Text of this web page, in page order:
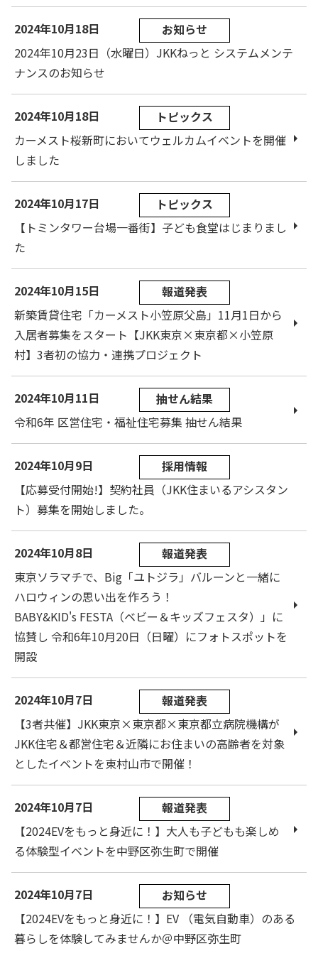
2024年10月18日
お知らせ
2024年10月23日（水曜日）JKKねっと システムメンテ
ナンスのお知らせ
2024年10月18日
トピックス
カーメスト桜新町においてウェルカムイベントを開催
しました
2024年10月17日
トピックス
【トミンタワー台場一番街】子ども食堂はじまりまし
た
2024年10月15日
報道発表
新築賃貸住宅「カーメスト小笠原父島」11月1日から
入居者募集をスタート【JKK東京×東京都×小笠原
村】3者初の協力・連携プロジェクト
2024年10月11日
抽せん結果
令和6年 区営住宅・福祉住宅募集 抽せん結果
2024年10月9日
採用情報
【応募受付開始!】契約社員（JKK住まいるアシスタン
ト）募集を開始しました。
2024年10月8日
報道発表
東京ソラマチで、Big「ユトジラ」バルーンと一緒に
ハロウィンの思い出を作ろう！
BABY&KID's FESTA（ベビー＆キッズフェスタ）」に
協賛し 令和6年10月20日（日曜）にフォトスポットを
開設
2024年10月7日
報道発表
【3者共催】JKK東京×東京都×東京都立病院機構が
JKK住宅＆都営住宅＆近隣にお住まいの高齢者を対象
としたイベントを東村山市で開催！
2024年10月7日
報道発表
【2024EVをもっと身近に！】大人も子どもも楽しめ
る体験型イベントを中野区弥生町で開催
2024年10月7日
お知らせ
【2024EVをもっと身近に！】EV （電気自動車）のある
暮らしを体験してみませんか＠中野区弥生町